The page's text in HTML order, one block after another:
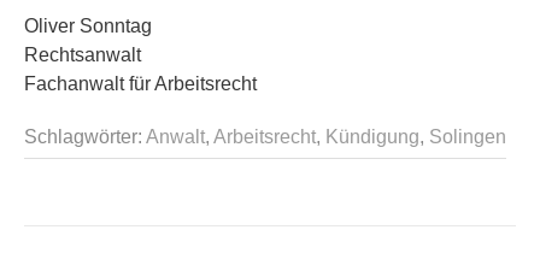
Oliver Sonntag
Rechtsanwalt
Fachanwalt für Arbeitsrecht
Schlagwörter: Anwalt, Arbeitsrecht, Kündigung, Solingen